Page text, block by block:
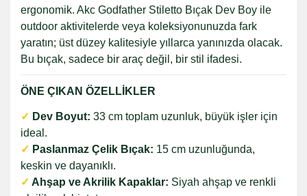
ergonomik. Akc Godfather Stiletto Bıçak Dev Boy ile
outdoor aktivitelerde veya koleksiyonunuzda fark
yaratın; üst düzey kalitesiyle yıllarca yanınızda olacak.
Bu bıçak, sadece bir araç değil, bir stil ifadesi.
ÖNE ÇIKAN ÖZELLİKLER
✓ Dev Boyut: 33 cm toplam uzunluk, büyük işler için
ideal.
✓ Paslanmaz Çelik Bıçak: 15 cm uzunluğunda,
keskin ve dayanıklı.
✓ Ahşap ve Akrilik Kapaklar: Siyah ahşap ve renkli